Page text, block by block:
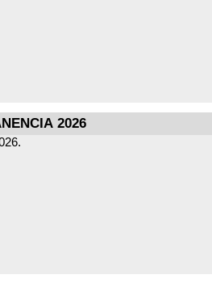
2026